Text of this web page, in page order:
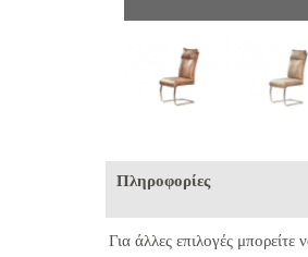
Πληροφορίες
Για άλλες επιλογές μπορείτε